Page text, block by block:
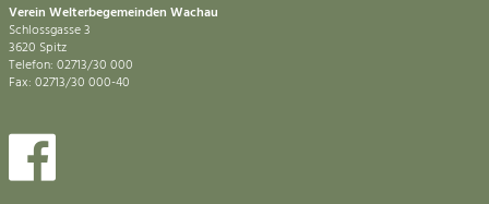
Verein Welterbegemeinden Wachau
Schlossgasse 3
3620 Spitz
Telefon: 02713/30 000
Fax: 02713/30 000-40